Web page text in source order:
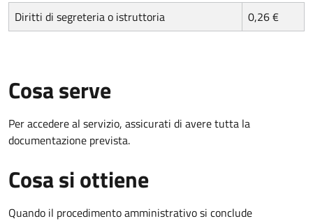
Diritti di segreteria o istruttoria 0,26 €
Cosa serve
Per accedere al servizio, assicurati di avere tutta la
documentazione prevista.
Cosa si ottiene
Quando il procedimento amministrativo si conclude